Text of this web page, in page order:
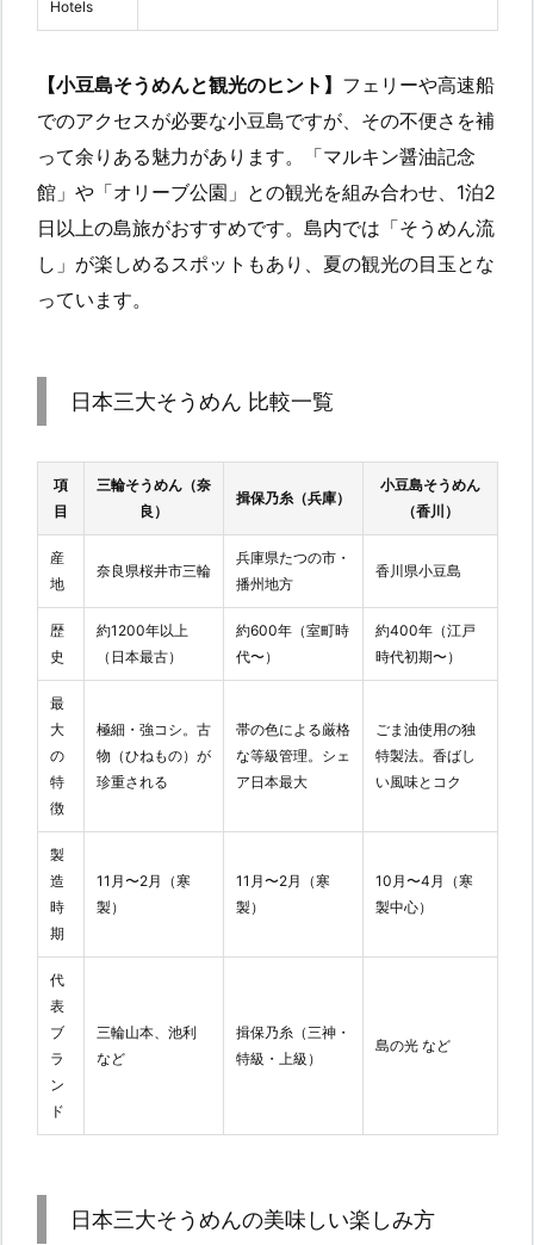
Hotels
【小豆島そうめんと観光のヒント】 フェリーや高速船
でのアクセスが必要な小豆島ですが、その不便さを補
って余りある魅力があります。「マルキン醤油記念
館」や「オリーブ公園」との観光を組み合わせ、1泊2
日以上の島旅がおすすめです。島内では「そうめん流
し」が楽しめるスポットもあり、夏の観光の目玉とな
っています。
日本三大そうめん 比較一覧
項
目
三輪そうめん（奈
良）
揖保乃糸（兵庫）
小豆島そうめん
（香川）
産
地
奈良県桜井市三輪
兵庫県たつの市・
播州地方
香川県小豆島
歴
史
約1200年以上
（日本最古）
約600年（室町時
代〜）
約400年（江戸
時代初期〜）
最
大
の
特
徴
極細・強コシ。古
物（ひねもの）が
珍重される
帯の色による厳格
な等級管理。シェ
ア日本最大
ごま油使用の独
特製法。香ばし
い風味とコク
製
造
時
期
11月〜2月（寒
製）
11月〜2月（寒
製）
10月〜4月（寒
製中心）
代
表
ブ
ラ
ン
ド
三輪山本、池利
など
揖保乃糸（三神・
特級・上級）
島の光 など
日本三大そうめんの美味しい楽しみ方